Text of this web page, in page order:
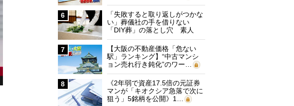
6
「失敗すると取り返しがつかな
い」葬儀社の手を借りない
「DIY葬」の落とし穴 素人
に…
7
【大阪の不動産価格「危ない
駅」ランキング】“中古マンシ
ョン売れ行き鈍化”のワー…
8
《2年弱で資産17.5倍の元証券
マンが「キオクシア急落で次に
狙う」5銘柄を公開》1…